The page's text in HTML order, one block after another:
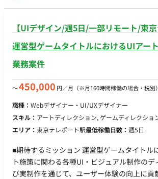
【UIデザイン/週5日/一部リモート/東京
運営型ゲームタイトルにおけるUIアー
業務案件
〜450,000 円／月 （※月160時間稼働の場合・税別）
職種： Webデザイナー・UI/UXデザイナー
スキル： アートディレクション, ゲームディレクショ
エリア： 東京テレポート駅最低稼働日数： 週5日
■期待するミッション 運営型ゲームタイトル
ト施策に関わる各種UI・ビジュアル制作のデ
び実制作を通じて、ユーザー体験の向上に貢